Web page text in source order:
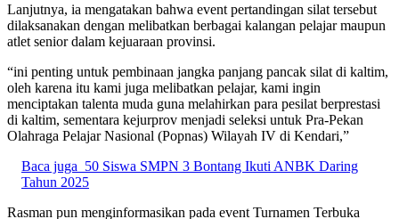
Lanjutnya, ia mengatakan bahwa event pertandingan silat tersebut
dilaksanakan dengan melibatkan berbagai kalangan pelajar maupun
atlet senior dalam kejuaraan provinsi.
“ini penting untuk pembinaan jangka panjang pancak silat di kaltim,
oleh karena itu kami juga melibatkan pelajar, kami ingin
menciptakan talenta muda guna melahirkan para pesilat berprestasi
di kaltim, sementara kejurprov menjadi seleksi untuk Pra-Pekan
Olahraga Pelajar Nasional (Popnas) Wilayah IV di Kendari,”
Baca juga 50 Siswa SMPN 3 Bontang Ikuti ANBK Daring
Tahun 2025
Rasman pun menginformasikan pada event Turnamen Terbuka